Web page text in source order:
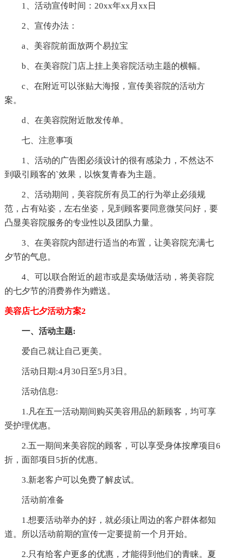
1、活动宣传时间：20xx年xx月xx日
2、宣传办法：
a、美容院前面放两个易拉宝
b、在美容院门店上挂上美容院活动主题的横幅。
c、在附近可以张贴大海报，宣传美容院的活动方
案。
d、在美容院附近散发传单。
七、注意事项
1、活动的广告图必须设计的很有感染力，不然达不
到吸引顾客的`效果，以恢复青春为主题。
2、活动期间，美容院所有员工的行为举止必须规
范，占有站姿，左右坐姿，见到顾客要同意微笑问好，要
凸显美容院服务的专业性以及团队力量。
3、在美容院内部进行适当的布置，让美容院充满七
夕节的气息。
4、可以联合附近的超市或是卖场做活动，将美容院
的七夕节的消费券作为赠送。
美容店七夕活动方案2
一、活动主题:
爱自己就让自己更美。
活动日期:4月30日至5月3日。
活动信息:
1.凡在五一活动期间购买美容用品的新顾客，均可享
受护理优惠。
2.五一期间来美容院的顾客，可以享受身体按摩项目6
折，面部项目5折的优惠。
3.新老客户可以免费了解皮试。
活动前准备
1.想要活动举办的好，就必须让周边的客户群体都知
道。所以活动前期的宣传一定要提前一个月开始。
2.只有给客户更多的优惠，才能得到他们的青睐。夏